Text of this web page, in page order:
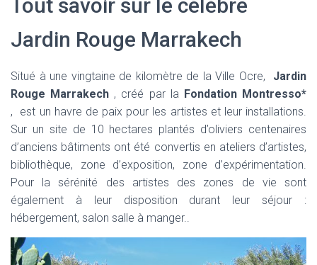
Tout savoir sur le célèbre
Jardin Rouge Marrakech
Situé à une vingtaine de kilomètre de la Ville Ocre, Jardin
Rouge Marrakech , créé par la Fondation Montresso*
, est un havre de paix pour les artistes et leur installations.
Sur un site de 10 hectares plantés d’oliviers centenaires
d’anciens bâtiments ont été convertis en ateliers d’artistes,
bibliothèque, zone d’exposition, zone d’expérimentation.
Pour la sérénité des artistes des zones de vie sont
également à leur disposition durant leur séjour :
hébergement, salon salle à manger..